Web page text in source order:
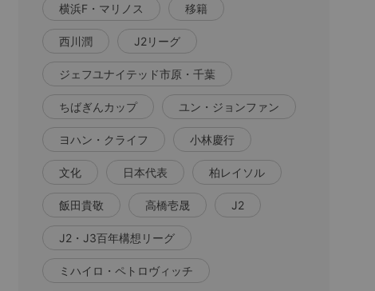
横浜F・マリノス 移籍
西川潤 J2リーグ
ジェフユナイテッド市原・千葉
ちばぎんカップ ユン・ジョンファン
ヨハン・クライフ 小林慶行
文化 日本代表 柏レイソル
飯田貴敬 高橋壱晟 J2
J2・J3百年構想リーグ
ミハイロ・ペトロヴィッチ